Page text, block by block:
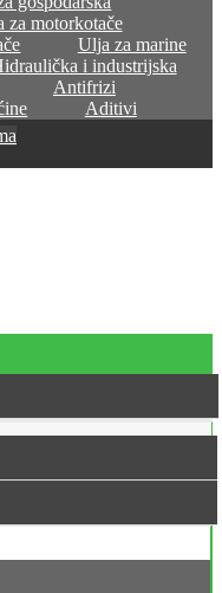
za motorkotače
Ulja za marine
i industrijska
Antifrizi
Aditivi